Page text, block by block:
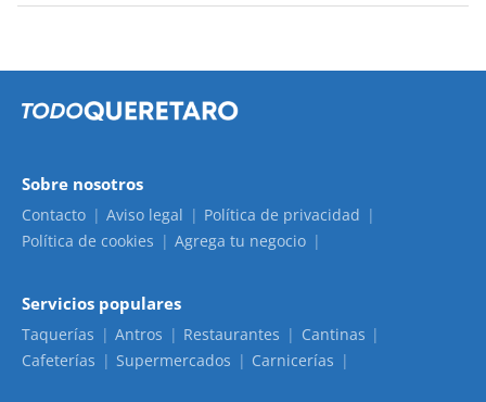
Sobre nosotros
Contacto Aviso legal
Política de privacidad
Política de cookies
Agrega tu negocio
Servicios populares
Taquerías Antros Restaurantes
Cantinas
Cafeterías
Supermercados Carnicerías